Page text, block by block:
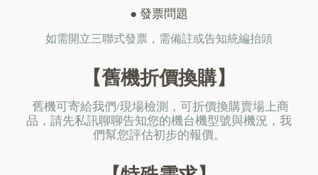
● 發票問題
如需開立三聯式發票，需備註或告知統編抬頭
【舊機折價換購】
舊機可寄給我們/現場檢測，可折價換購賣場上商
品，請先私訊聊聊告知您的機台機型號與機況，我
們幫您評估初步的報價。